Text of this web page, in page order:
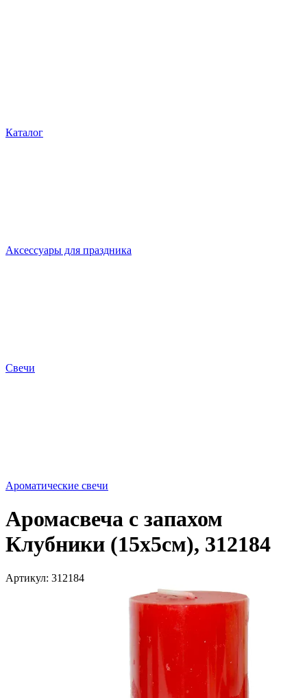
Каталог
Аксессуары для праздника
Свечи
Ароматические свечи
Аромасвеча с запахом
Клубники (15х5см), 312184
Артикул: 312184